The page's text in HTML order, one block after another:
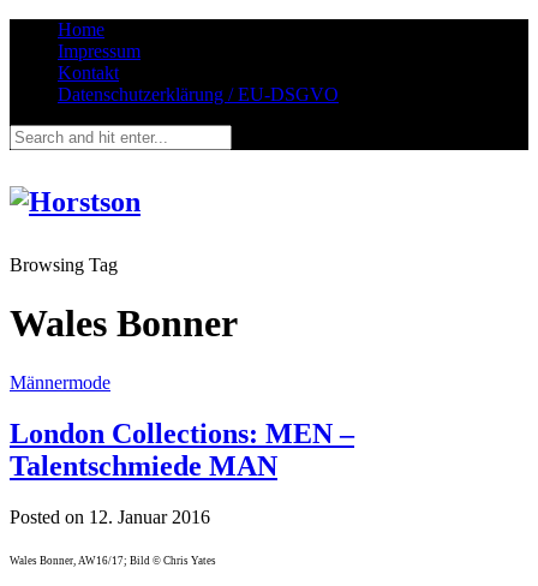
Home
Impressum
Kontakt
Datenschutzerklärung / EU-DSGVO
Browsing Tag
Wales Bonner
Männermode
London Collections: MEN –
Talentschmiede MAN
Posted on 12. Januar 2016
Wales Bonner, AW16/17; Bild © Chris Yates